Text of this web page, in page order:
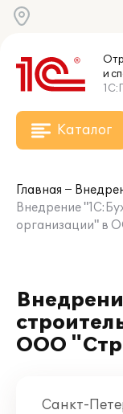
и
Каталог
Главная
Внедрение
организации" в
ООО
Санкт-